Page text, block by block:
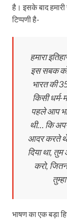
है। इसके बाद
टिप्पणी है-
हमारा
इस सबक
भारत की
किसी धर्म-
पहले आप
थी… कि
आदर करते
दिया था,
करो,
भाषण का एक बड़ा